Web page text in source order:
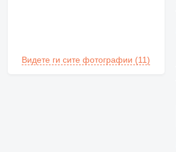
Видете ги сите фотографии (11)